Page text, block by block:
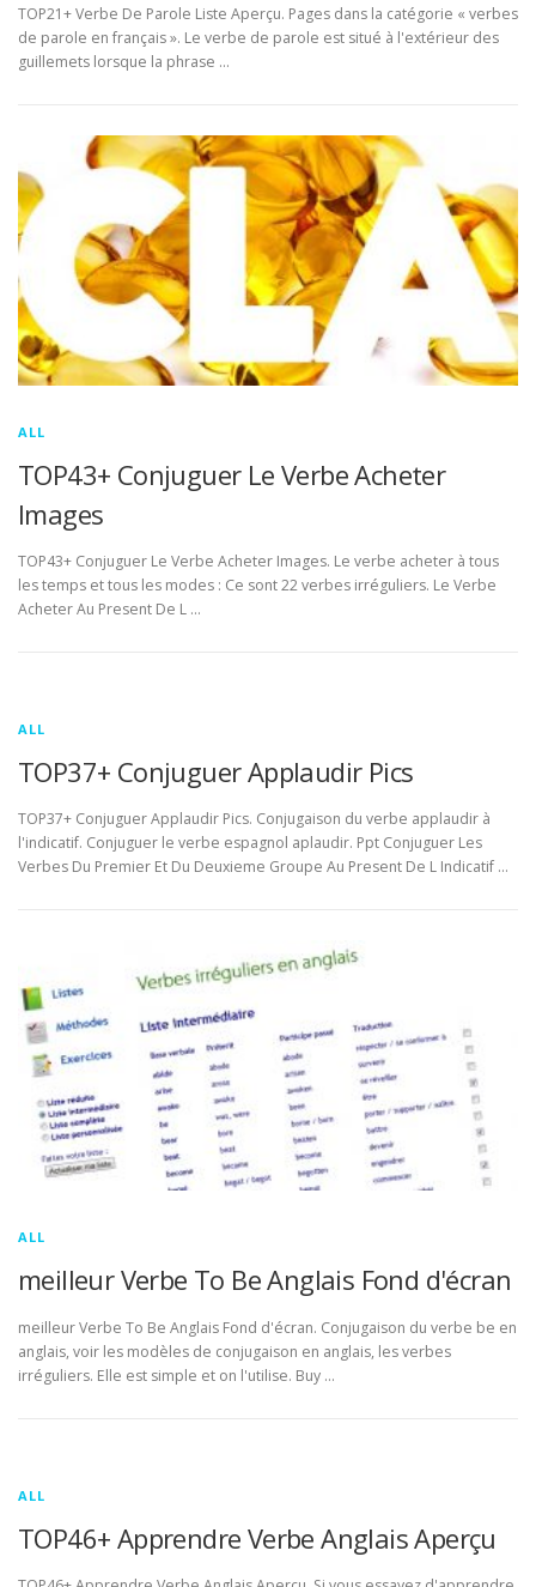
TOP21+ Verbe De Parole Liste Aperçu. Pages dans la catégorie « verbes
de parole en français ». Le verbe de parole est situé à l'extérieur des
guillemets lorsque la phrase …
ALL
TOP43+ Conjuguer Le Verbe Acheter
Images
TOP43+ Conjuguer Le Verbe Acheter Images. Le verbe acheter à tous
les temps et tous les modes : Ce sont 22 verbes irréguliers. Le Verbe
Acheter Au Present De L …
ALL
TOP37+ Conjuguer Applaudir Pics
TOP37+ Conjuguer Applaudir Pics. Conjugaison du verbe applaudir à
l'indicatif. Conjuguer le verbe espagnol aplaudir. Ppt Conjuguer Les
Verbes Du Premier Et Du Deuxieme Groupe Au Present De L Indicatif …
ALL
meilleur Verbe To Be Anglais Fond d'écran
meilleur Verbe To Be Anglais Fond d'écran. Conjugaison du verbe be en
anglais, voir les modèles de conjugaison en anglais, les verbes
irréguliers. Elle est simple et on l'utilise. Buy …
ALL
TOP46+ Apprendre Verbe Anglais Aperçu